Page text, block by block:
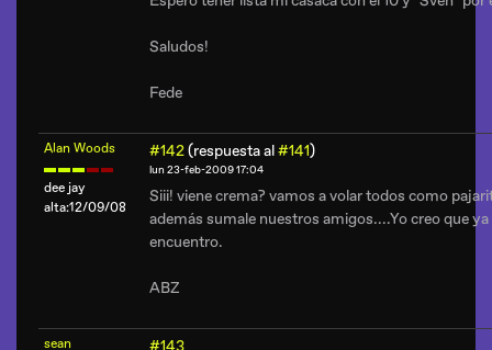
Saludos!
Fede
Alan Woods
dee jay
alta:12/09/08
#142(respuesta al#141)
lun 23-feb-2009 17:04
Siii! viene crema? vamos a volar todos como
además sumale nuestros amigos....Yo creo que
encuentro.
ABZ
sean #143